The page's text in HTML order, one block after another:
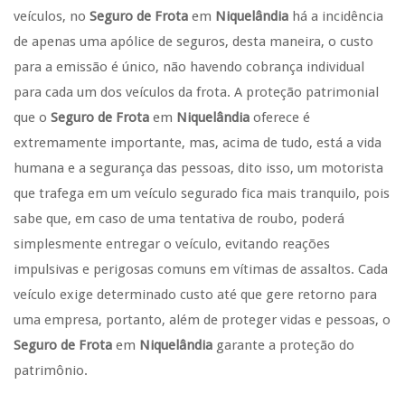
veículos, no Seguro de Frota em Niquelândia há a incidência
de apenas uma apólice de seguros, desta maneira, o custo
para a emissão é único, não havendo cobrança individual
para cada um dos veículos da frota. A proteção patrimonial
que o Seguro de Frota em Niquelândia oferece é
extremamente importante, mas, acima de tudo, está a vida
humana e a segurança das pessoas, dito isso, um motorista
que trafega em um veículo segurado fica mais tranquilo, pois
sabe que, em caso de uma tentativa de roubo, poderá
simplesmente entregar o veículo, evitando reações
impulsivas e perigosas comuns em vítimas de assaltos. Cada
veículo exige determinado custo até que gere retorno para
uma empresa, portanto, além de proteger vidas e pessoas, o
Seguro de Frota em Niquelândia garante a proteção do
patrimônio.